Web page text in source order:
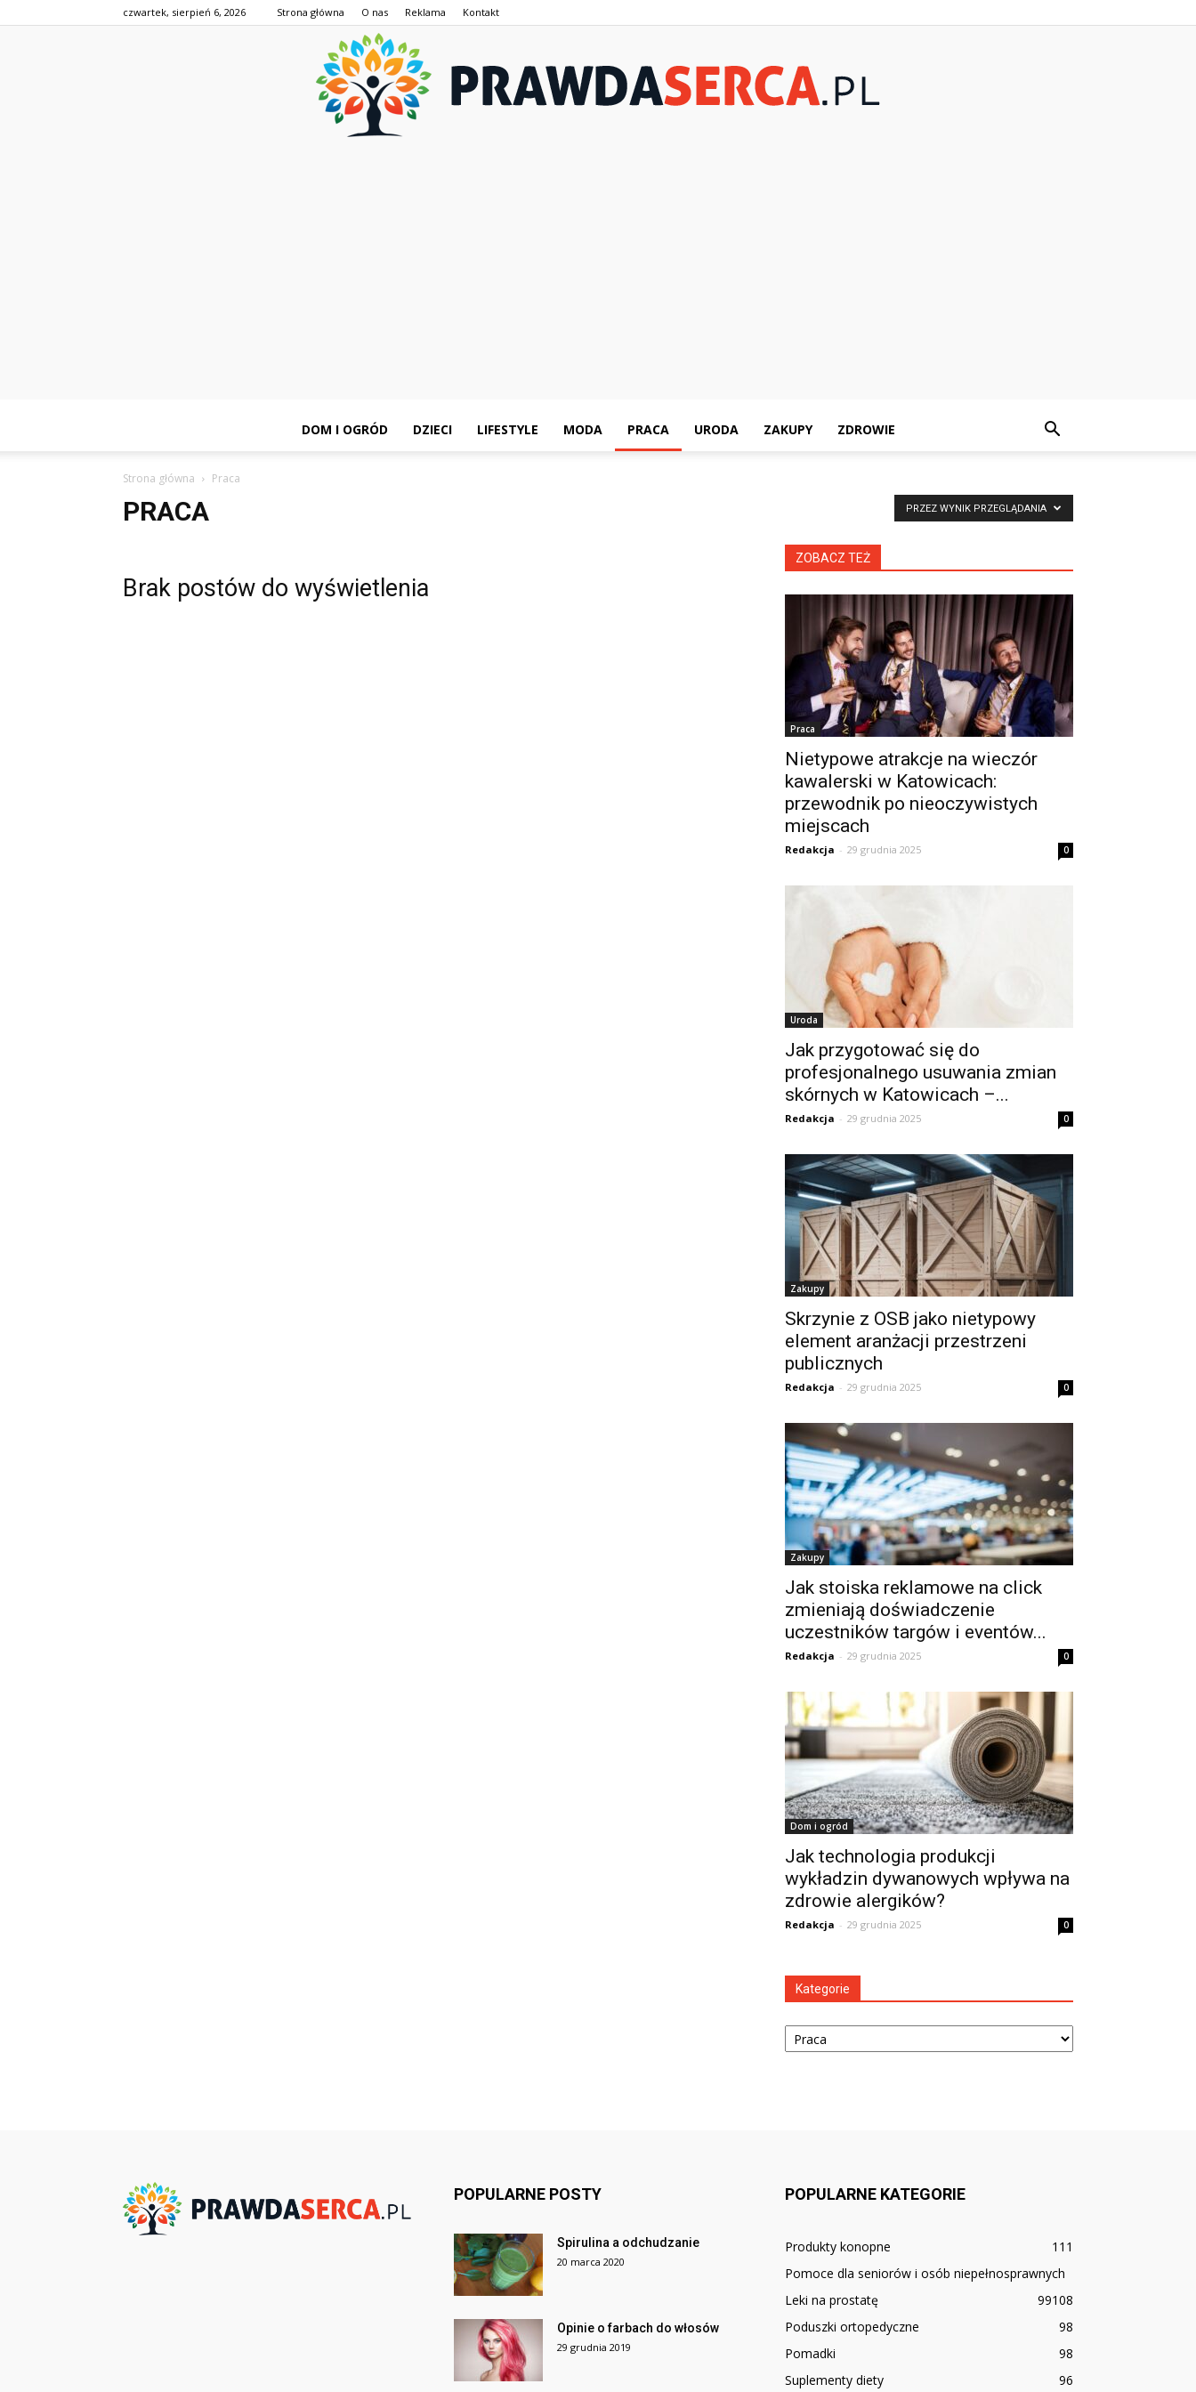
czwartek, sierpień 6, 2026 Strona główna O nas Reklama Kontakt
DOM I OGRÓD DZIECI LIFESTYLE MODA PRACA URODA ZAKUPY ZDROWIE
Strona główna Praca
PRACA PRZEZ WYNIK PRZEGLĄDANIA
Brak postów do wyświetlenia
ZOBACZ TEŻ
Praca
Nietypowe atrakcje na wieczór
kawalerski w Katowicach:
przewodnik po nieoczywistych
miejscach
Redakcja - 29 grudnia 2025 0
Uroda
Jak przygotować się do
profesjonalnego usuwania zmian
skórnych w Katowicach –...
Redakcja - 29 grudnia 2025 0
Zakupy
Skrzynie z OSB jako nietypowy
element aranżacji przestrzeni
publicznych
Redakcja - 29 grudnia 2025 0
Zakupy
Jak stoiska reklamowe na click
zmieniają doświadczenie
uczestników targów i eventów...
Redakcja - 29 grudnia 2025 0
Dom i ogród
Jak technologia produkcji
wykładzin dywanowych wpływa na
zdrowie alergików?
Redakcja - 29 grudnia 2025 0
Kategorie
Kategorie
POPULARNE POSTY
Spirulina a odchudzanie
20 marca 2020
Opinie o farbach do włosów
29 grudnia 2019
POPULARNE KATEGORIE
Produkty konopne
111
Pomoce dla seniorów i osób niepełnosprawnych
108
Leki na prostatę
99
Poduszki ortopedyczne
98
Pomadki
98
Suplementy diety
96